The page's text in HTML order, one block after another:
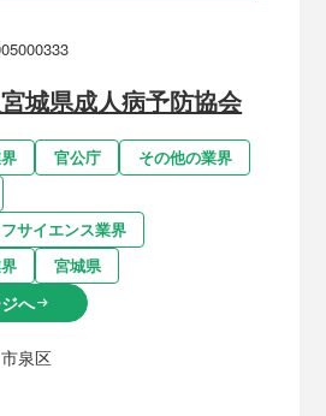
城県成人病予防協会
官公庁
その他の業界
サイエンス業界
宮城県
へarrow_right_alt
泉区